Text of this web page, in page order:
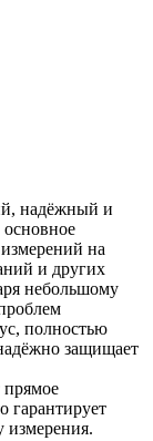
надёжный и
на
и других
небольшому
полностью
защищает
прямое
гарантирует
измерения.